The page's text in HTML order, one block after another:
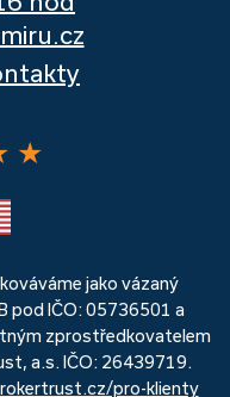
★
jako vázaný
pod IČO: 05736501 a
zprostředkovatelem
a.s. IČO: 26439719.
pro-klienty